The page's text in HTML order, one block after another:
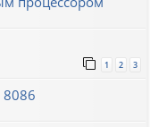
1 2 3